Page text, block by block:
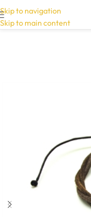
Skip to navigation
Skip to main content